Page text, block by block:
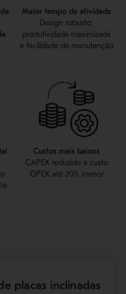
Maior tempo de atividade
Design robusto,
produtividade maximizada
e facilidade de manutenção
Custos mais baixos
CAPEX reduzido e custo
OPEX até 20% menor
placas inclinadas